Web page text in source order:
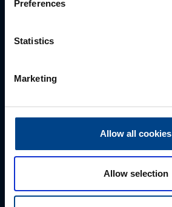
Preferences
Statistics
Marketing
Allow all cookies
Allow selection
Mark Milvek
+372 56560000
mark.milvek@utugroup.com
Eesnimi*